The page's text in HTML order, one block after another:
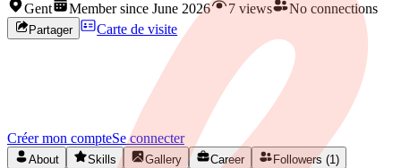
Gent Member since June 2026 7 views No connections
Partager Carte de visite
Rejoignez HEYA pour contacter
Créez votre profil gratuitement et développez votre réseau artistique
Créer mon compteSe connecter
About Skills Gallery Career Followers (1)